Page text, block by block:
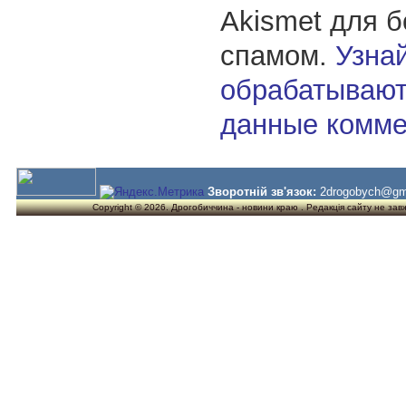
Akismet для
спамом.
данные
Зворотній зв'язок:
Copyright © 2026. Дрогобиччина - новини краю . Редакція сайту не